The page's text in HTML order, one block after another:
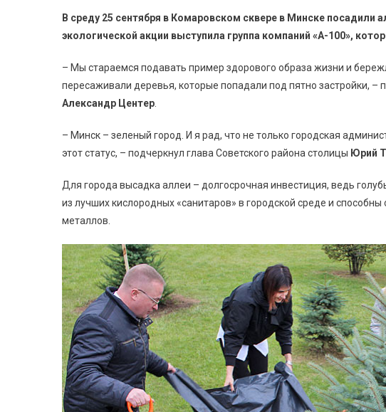
В среду 25 сентября в Комаровском сквере в Минске посадили
экологической акции выступила группа компаний «А-100»,
– Мы стараемся подавать пример здорового образа жизни и
пересаживали деревья, которые попадали под пятно застройки, –
Александр Центер.
– Минск – зеленый город. И я рад, что не только городская
этот статус, – подчеркнул глава Советского района столицы Юрий
Для города высадка аллеи – долгосрочная инвестиция, ведь
из лучших кислородных «санитаров» в городской среде и
металлов.